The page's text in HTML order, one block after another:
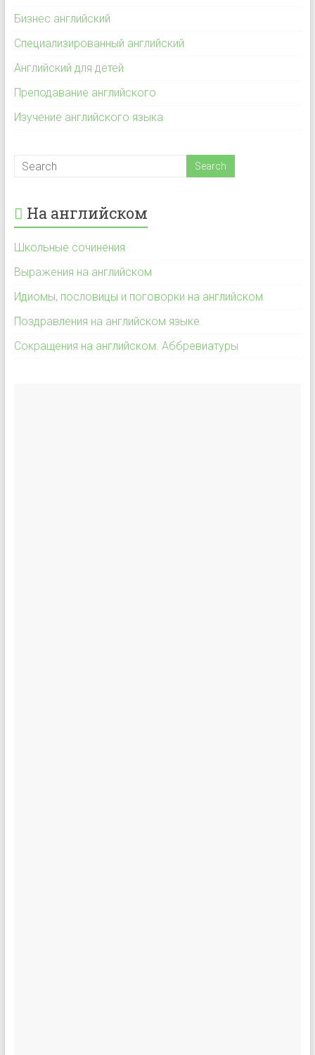
Бизнес английский
Специализированный английский
Английский для детей
Преподавание английского
Изучение английского языка
На английском
Школьные сочинения
Выражения на английском
Идиомы, пословицы и поговорки на английском
Поздравления на английском языке
Сокращения на английском. Аббревиатуры